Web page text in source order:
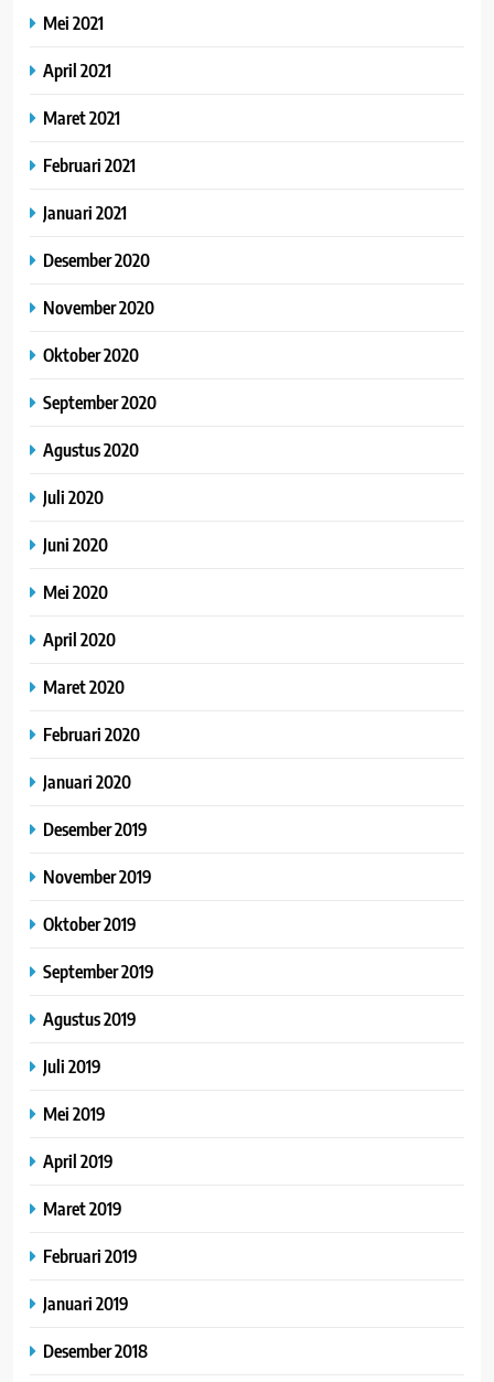
Mei 2021
April 2021
Maret 2021
Februari 2021
Januari 2021
Desember 2020
November 2020
Oktober 2020
September 2020
Agustus 2020
Juli 2020
Juni 2020
Mei 2020
April 2020
Maret 2020
Februari 2020
Januari 2020
Desember 2019
November 2019
Oktober 2019
September 2019
Agustus 2019
Juli 2019
Mei 2019
April 2019
Maret 2019
Februari 2019
Januari 2019
Desember 2018